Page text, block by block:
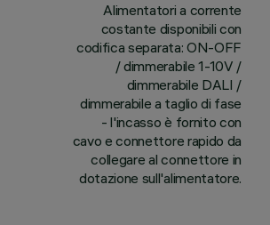
Alimentatori a corrente
costante disponibili con
codifica separata: ON-OFF
/ dimmerabile 1-10V /
dimmerabile DALI /
dimmerabile a taglio di fase
- l'incasso è fornito con
cavo e connettore rapido da
collegare al connettore in
dotazione sull'alimentatore.